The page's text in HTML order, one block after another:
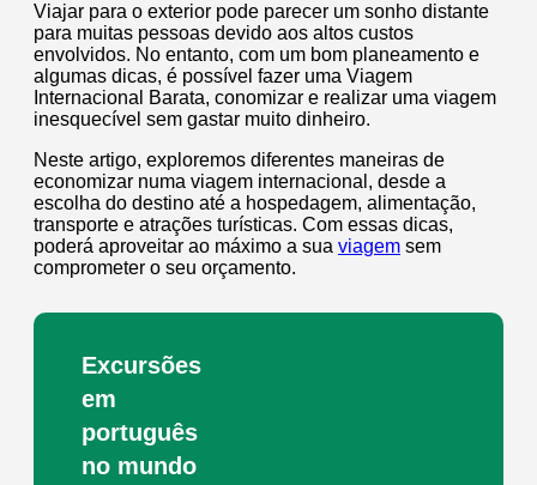
Viajar para o exterior pode parecer um sonho distante
para muitas pessoas devido aos altos custos
envolvidos. No entanto, com um bom planeamento e
algumas dicas, é possível fazer uma Viagem
Internacional Barata, conomizar e realizar uma viagem
inesquecível sem gastar muito dinheiro.
Neste artigo, exploremos diferentes maneiras de
economizar numa viagem internacional, desde a
escolha do destino até a hospedagem, alimentação,
transporte e atrações turísticas. Com essas dicas,
poderá aproveitar ao máximo a sua viagem sem
comprometer o seu orçamento.
Excursões
em
português
no mundo